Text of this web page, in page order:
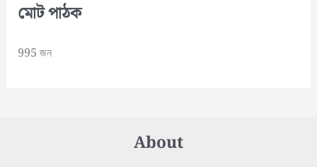
মোট পাঠক
995 জন
About